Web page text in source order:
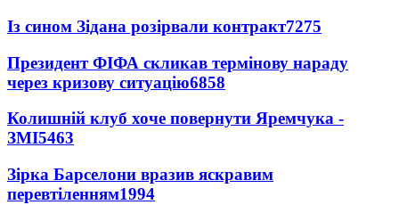
Із сином Зідана розірвали контракт7275
Президент ФІФА скликав термінову нараду
через кризову ситуацію6858
Колишній клуб хоче повернути Яремчука -
ЗМІ5463
Зірка Барселони вразив яскравим
перевтіленням1994